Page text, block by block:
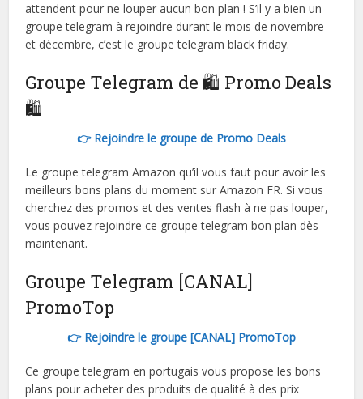
attendent pour ne louper aucun bon plan ! S’il y a bien un
groupe telegram à rejoindre durant le mois de novembre
et décembre, c’est le groupe telegram black friday.
Groupe Telegram de 🛍 Promo Deals
🛍
👉 Rejoindre le groupe de Promo Deals
Le groupe telegram Amazon qu’il vous faut pour avoir les
meilleurs bons plans du moment sur Amazon FR. Si vous
cherchez des promos et des ventes flash à ne pas louper,
vous pouvez rejoindre ce groupe telegram bon plan dès
maintenant.
Groupe Telegram [CANAL]
PromoTop
👉 Rejoindre le groupe [CANAL] PromoTop
Ce groupe telegram en portugais vous propose les bons
plans pour acheter des produits de qualité à des prix